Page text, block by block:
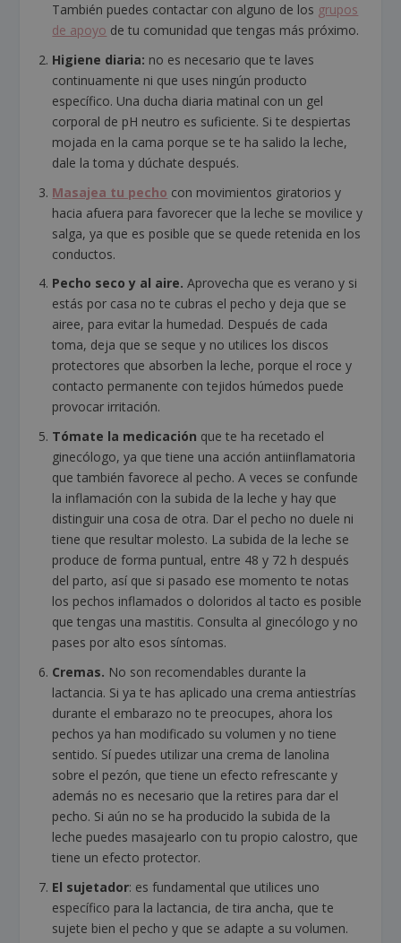
También puedes contactar con alguno de los grupos
de apoyo de tu comunidad que tengas más próximo.
Higiene diaria: no es necesario que te laves
continuamente ni que uses ningún producto
específico. Una ducha diaria matinal con un gel
corporal de pH neutro es suficiente. Si te despiertas
mojada en la cama porque se te ha salido la leche,
dale la toma y dúchate después.
Masajea tu pecho con movimientos giratorios y
hacia afuera para favorecer que la leche se movilice y
salga, ya que es posible que se quede retenida en los
conductos.
Pecho seco y al aire.Aprovecha que es verano y si
estás por casa no te cubras el pecho y deja que se
airee, para evitar la humedad. Después de cada
toma, deja que se seque y no utilices los discos
protectores que absorben la leche, porque el roce y
contacto permanente con tejidos húmedos puede
provocar irritación.
Tómate la medicación que te ha recetado el
ginecólogo, ya que tiene una acción antiinflamatoria
que también favorece al pecho. A veces se confunde
la inflamación con la subida de la leche y hay que
distinguir una cosa de otra. Dar el pecho no duele ni
tiene que resultar molesto. La subida de la leche se
produce de forma puntual, entre 48 y 72 h después
del parto, así que si pasado ese momento te notas
los pechos inflamados o doloridos al tacto es posible
que tengas una mastitis. Consulta al ginecólogo y no
pases por alto esos síntomas.
Cremas. No son recomendables durante la
lactancia. Si ya te has aplicado una crema antiestrías
durante el embarazo no te preocupes, ahora los
pechos ya han modificado su volumen y no tiene
sentido. Sí puedes utilizar una crema de lanolina
sobre el pezón, que tiene un efecto refrescante y
además no es necesario que la retires para dar el
pecho. Si aún no se ha producido la subida de la
leche puedes masajearlo con tu propio calostro, que
tiene un efecto protector.
El sujetador: es fundamental que utilices uno
específico para la lactancia, de tira ancha, que te
sujete bien el pecho y que se adapte a su volumen.